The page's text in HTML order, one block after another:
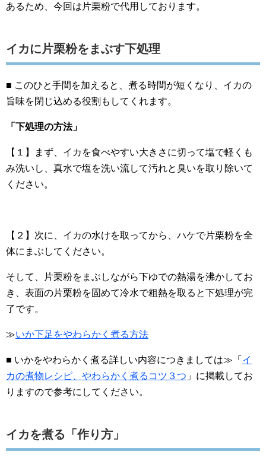
あるため、今回は片栗粉で代用しております。
イカに片栗粉をまぶす下処理
■ このひと手間を加えると、煮る時間が短くなり、イカの
旨味を閉じ込める役割もしてくれます。
「下処理の方法」
【１】まず、イカを食べやすい大きさに切って塩で軽くも
み洗いし、真水で塩を洗い流して汚れと臭いを取り除いて
ください。
【２】次に、イカの水けを取ってから、ハケで片栗粉を全
体にまぶしてください。
そして、片栗粉をまぶしながら下ゆでの熱湯を沸かしてお
き、表面の片栗粉を固めて冷水で粗熱を取ると下処理が完
了です。
≫いか下足をやわらかく煮る方法
■ いかをやわらかく煮る詳しい内容につきましては≫「 イ
カの煮物レシピ、やわらかく煮るコツ３つ 」に掲載してお
りますので参考にしてください。
イカを煮る「作り方」